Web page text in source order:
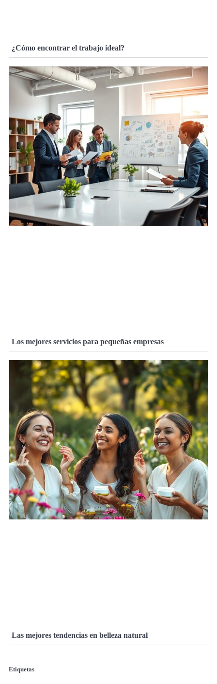
¿Cómo encontrar el trabajo ideal?
Los mejores servicios para pequeñas empresas
Las mejores tendencias en belleza natural
Etiquetas